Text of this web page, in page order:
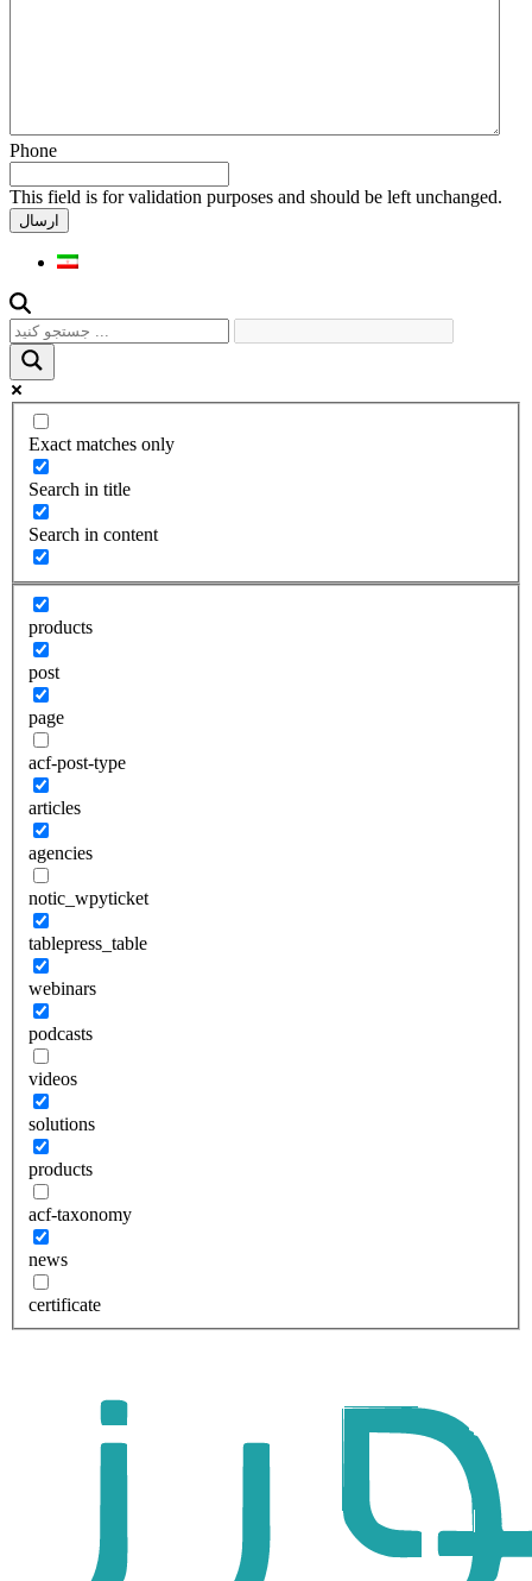
Phone
This field is for validation purposes and should be left unchanged.
Exact matches only
Search in title
Search in content
products
post
page
acf-post-type
articles
agencies
notic_wpyticket
tablepress_table
webinars
podcasts
videos
solutions
products
acf-taxonomy
news
certificate